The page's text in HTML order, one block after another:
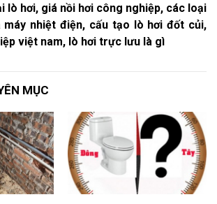
lò hơi, giá nồi hơi công nghiệp, các loại
nhiệt điện, cấu tạo lò hơi đốt củi,
việt nam, lò hơi trực lưu là gì
MỤC